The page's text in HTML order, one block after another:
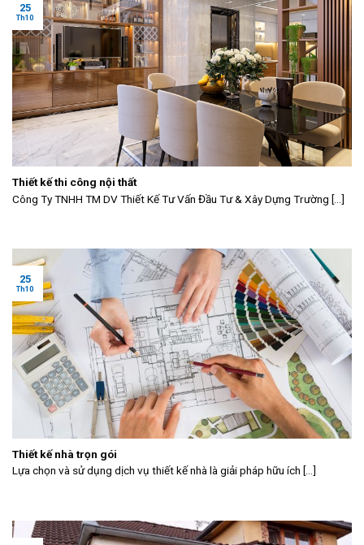
Thiết kế thi công nội thất
Công Ty TNHH TM DV Thiết Kế Tư Vấn Đầu Tư & Xây Dựng Trường [...]
25
Th10
Thiết kế nhà trọn gói
Lựa chọn và sử dụng dịch vụ thiết kế nhà là giải pháp hữu ích [...]
25
Th10